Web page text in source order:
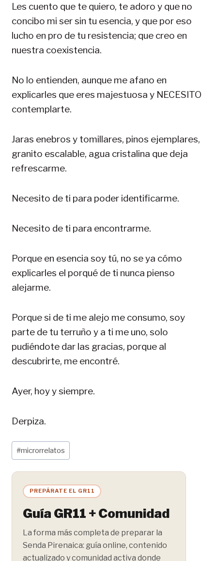
Les cuento que te quiero, te adoro y que no
concibo mi ser sin tu esencia, y que por eso
lucho en pro de tu resistencia; que creo en
nuestra coexistencia.
No lo entienden, aunque me afano en
explicarles que eres majestuosa y NECESITO
contemplarte.
Jaras enebros y tomillares, pinos ejemplares,
granito escalable, agua cristalina que deja
refrescarme.
Necesito de ti para poder identificarme.
Necesito de ti para encontrarme.
Porque en esencia soy tú, no se ya cómo
explicarles el porqué de ti nunca pienso
alejarme.
Porque si de ti me alejo me consumo, soy
parte de tu terruño y a ti me uno, solo
pudiéndote dar las gracias, porque al
descubrirte, me encontré.
Ayer, hoy y siempre.
Derpiza.
Etiquetas
de
la
entrada:
#microrrelatos
PREPÁRATE EL GR11
Guía GR11 + Comunidad
La forma más completa de preparar la
Senda Pirenaica: guía online, contenido
actualizado y comunidad activa donde